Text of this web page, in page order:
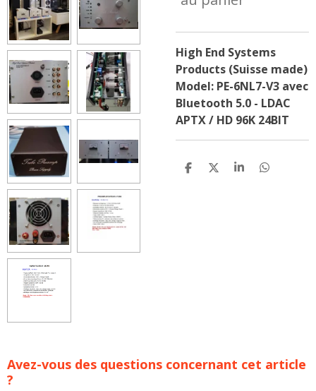
High End Systems
Products (Suisse made)
Model: PE-6NL7-V3 avec
Bluetooth 5.0 - LDAC
APTX / HD 96K 24BIT
P
P
P
P
Avez-vous des questions concernant cet article
?